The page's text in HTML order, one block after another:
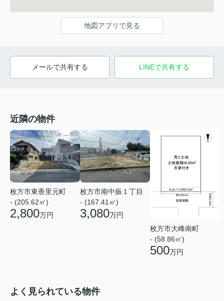
地図アプリで見る
メールで共有する LINEで共有する
近隣の物件
枚方市東香里元町
- (205.62㎡)
2,800万円
枚方市南中振１丁目
- (167.41㎡)
3,080万円
枚方市大峰南町
- (58.86㎡)
500万円
よく見られている物件